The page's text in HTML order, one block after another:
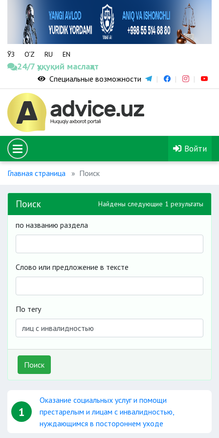
ЎЗ O‘Z RU EN
24/7 ҳуқуқий маслаҳат
Специальные возможности
Войти
Главная страница Поиск
Поиск Найдены следующие 1 результаты
по названию раздела
Слово или предложение в тексте
По тегу
Поиск
1
Оказание социальных услуг и помощи
престарелым и лицам с инвалидностью,
нуждающимся в постороннем уходе